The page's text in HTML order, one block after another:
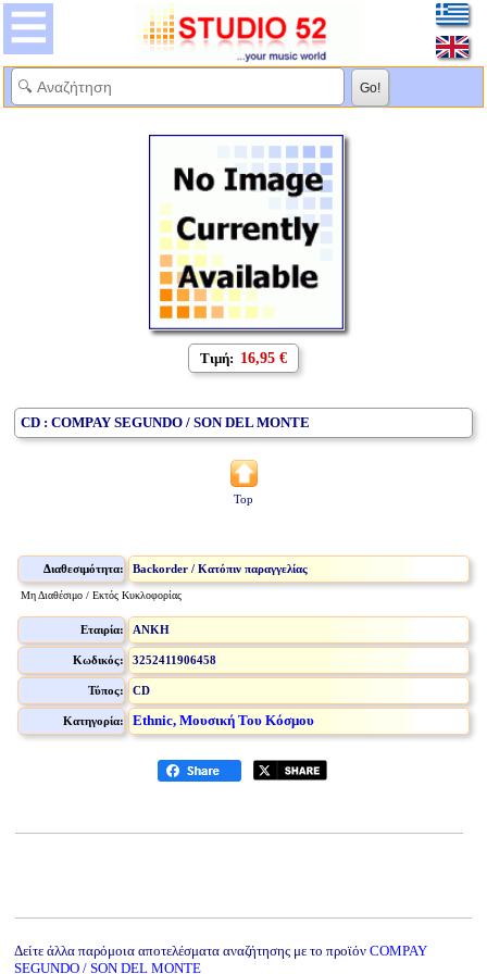
Τιμή: 16,95 €
CD : COMPAY SEGUNDO / SON DEL MONTE
Top
Διαθεσιμότητα: Backorder / Κατόπιν παραγγελίας
Μη Διαθέσιμο / Εκτός Κυκλοφορίας
Εταιρία: ANKH
Κωδικός: 3252411906458
Τύπος: CD
Κατηγορία: Ethnic, Μουσική Του Κόσμου
Δείτε άλλα παρόμοια αποτελέσματα αναζήτησης με το προϊόν COMPAY
SEGUNDO / SON DEL MONTE